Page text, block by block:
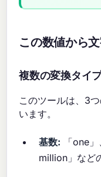
この数値から
複数の変換タイ
このツールは、3
います。
基数: 「one
million」など